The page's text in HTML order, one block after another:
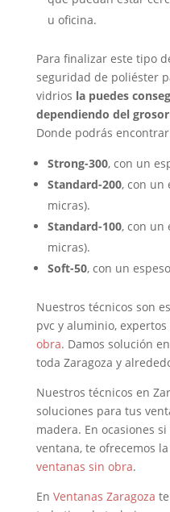
u oficina.
Para finalizar este tipo
seguridad de poliéster
vidrios la puedes
dependiendo del grosor
Donde podrás
Strong-300, con un
Standard-200, con un
micras).
Standard-100, con un
micras).
Soft-50, con un
Nuestros técnicos son
pvc y aluminio, expertos
obra. Damos solución en
toda Zaragoza y
Nuestros técnicos en
soluciones para tus
madera. En ocasiones
ventana, te ofrecemos
ventanas sin obra.
En Ventanas Zaragoza